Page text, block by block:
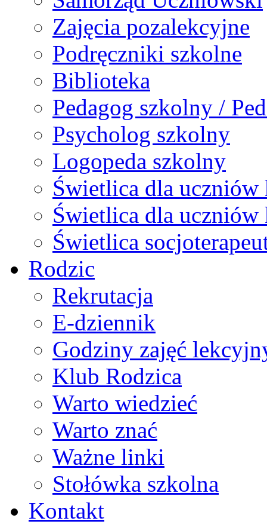
Zajęcia pozalekcyjne
Podręczniki szkolne
Biblioteka
Pedagog szkolny /
Psycholog szkolny
Logopeda szkolny
Świetlica dla uczniów
Świetlica dla
Świetlica
Rodzic
Rekrutacja
E-dziennik
Godziny zajęć
Klub Rodzica
Warto wiedzieć
Warto znać
Ważne linki
Stołówka szkolna
Kontakt